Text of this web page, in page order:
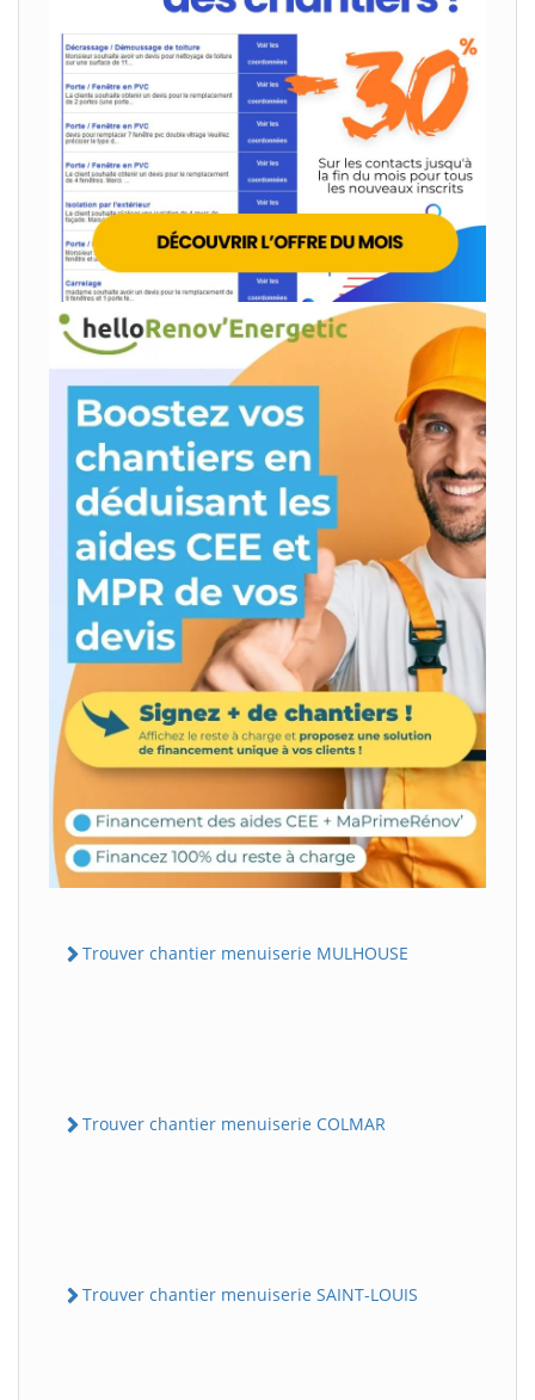
Trouver chantier menuiserie MULHOUSE
Trouver chantier menuiserie COLMAR
Trouver chantier menuiserie SAINT-LOUIS